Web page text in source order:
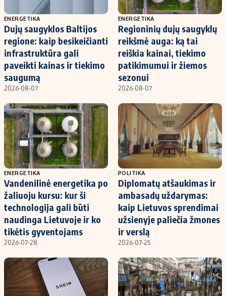
ENERGETIKA
Dujų saugyklos Baltijos
regione: kaip besikeičianti
infrastruktūra gali
paveikti kainas ir tiekimo
saugumą
2026-08-07
ENERGETIKA
Regioninių dujų saugyklų
reikšmė auga: ką tai
reiškia kainai, tiekimo
patikimumui ir žiemos
sezonui
2026-08-07
ENERGETIKA
Vandenilinė energetika po
žaliuoju kursu: kur ši
technologija gali būti
naudinga Lietuvoje ir ko
tikėtis gyventojams
2026-07-28
POLITIKA
Diplomatų atšaukimas ir
ambasadų uždarymas:
kaip Lietuvos sprendimai
užsienyje paliečia žmones
ir verslą
2026-07-25